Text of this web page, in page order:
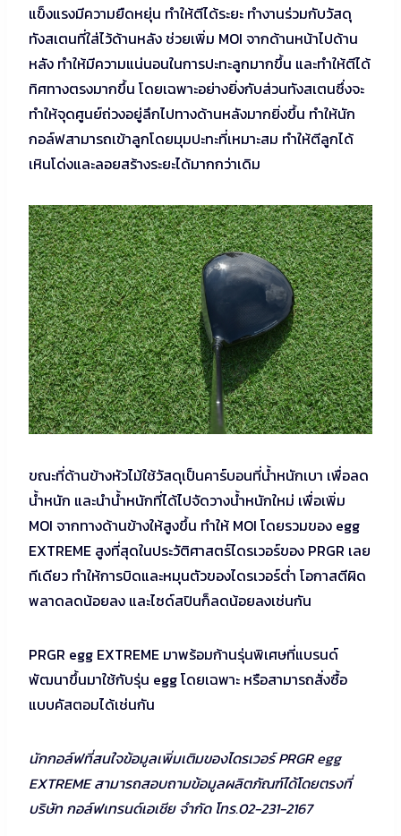
แข็งแรงมีความยืดหยุ่น ทำให้ตีได้ระยะ ทำงานร่วมกับวัสดุ
ทังสเตนที่ใส่ไว้ด้านหลัง ช่วยเพิ่ม MOI จากด้านหน้าไปด้าน
หลัง ทำให้มีความแน่นอนในการปะทะลูกมากขึ้น และทำให้ตีได้
ทิศทางตรงมากขึ้น โดยเฉพาะอย่างยิ่งกับส่วนทังสเตนซึ่งจะ
ทำให้จุดศูนย์ถ่วงอยู่ลึกไปทางด้านหลังมากยิ่งขึ้น ทำให้นัก
กอล์ฟสามารถเข้าลูกโดยมุมปะทะที่เหมาะสม ทำให้ตีลูกได้
เหินโด่งและลอยสร้างระยะได้มากกว่าเดิม
ขณะที่ด้านข้างหัวไม้ใช้วัสดุเป็นคาร์บอนที่น้ำหนักเบา เพื่อลด
น้ำหนัก และนำน้ำหนักที่ได้ไปจัดวางน้ำหนักใหม่ เพื่อเพิ่ม
MOI จากทางด้านข้างให้สูงขึ้น ทำให้ MOI โดยรวมของ egg
EXTREME สูงที่สุดในประวัติศาสตร์ไดรเวอร์ของ PRGR เลย
ทีเดียว ทำให้การบิดและหมุนตัวของไดรเวอร์ต่ำ โอกาสตีผิด
พลาดลดน้อยลง และไซด์สปินก็ลดน้อยลงเช่นกัน
PRGR egg EXTREME มาพร้อมก้านรุ่นพิเศษที่แบรนด์
พัฒนาขึ้นมาใช้กับรุ่น egg โดยเฉพาะ หรือสามารถสั่งซื้อ
แบบคัสตอมได้เช่นกัน
นักกอล์ฟที่สนใจข้อมูลเพิ่มเติมของไดรเวอร์ PRGR egg
EXTREME สามารถสอบถามข้อมูลผลิตภัณฑ์ได้โดยตรงที่
บริษัท กอล์ฟเทรนด์เอเชีย จำกัด โทร.02-231-2167